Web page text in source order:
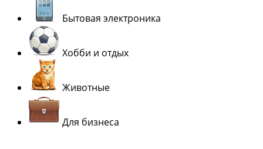
Бытовая электроника
Хобби и отдых
Животные
Для бизнеса